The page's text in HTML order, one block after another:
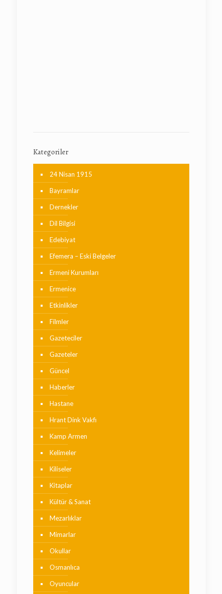
Kategoriler
24 Nisan 1915
Bayramlar
Dernekler
Dil Bilgisi
Edebiyat
Efemera – Eski Belgeler
Ermeni Kurumları
Ermenice
Etkinlikler
Filmler
Gazeteciler
Gazeteler
Güncel
Haberler
Hastane
Hrant Dink Vakfı
Kamp Armen
Kelimeler
Kiliseler
Kitaplar
Kültür & Sanat
Mezarlıklar
Mimarlar
Okullar
Osmanlıca
Oyuncular